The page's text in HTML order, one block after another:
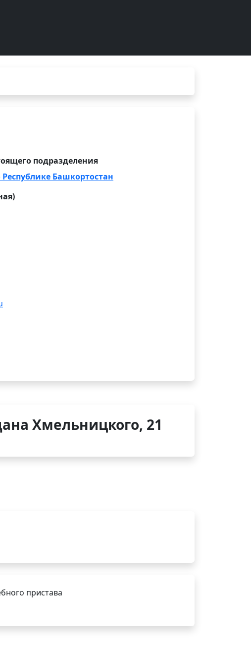
подразделения
Башкортостан
Хмельницкого, 21
пристава